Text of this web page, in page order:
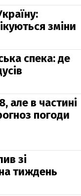
зміни
спека: де
але в частині
погоди
зі
тиждень